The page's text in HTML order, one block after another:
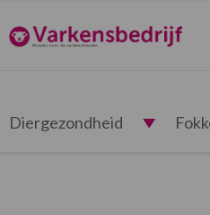
de
hoofdnavigatie
de
hoofd
de
eerste
de
voettekst
Varkensbedrijf.nl
Diergezondheid